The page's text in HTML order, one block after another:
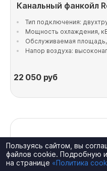
Канальный фанкойл
Тип подключения:
Мощность охлаждения,
Обслуживаемая
Напор воздуха:
22 050руб
Пользуясь сайтом, вы
файлов cookie. Подробную
на странице «Политика